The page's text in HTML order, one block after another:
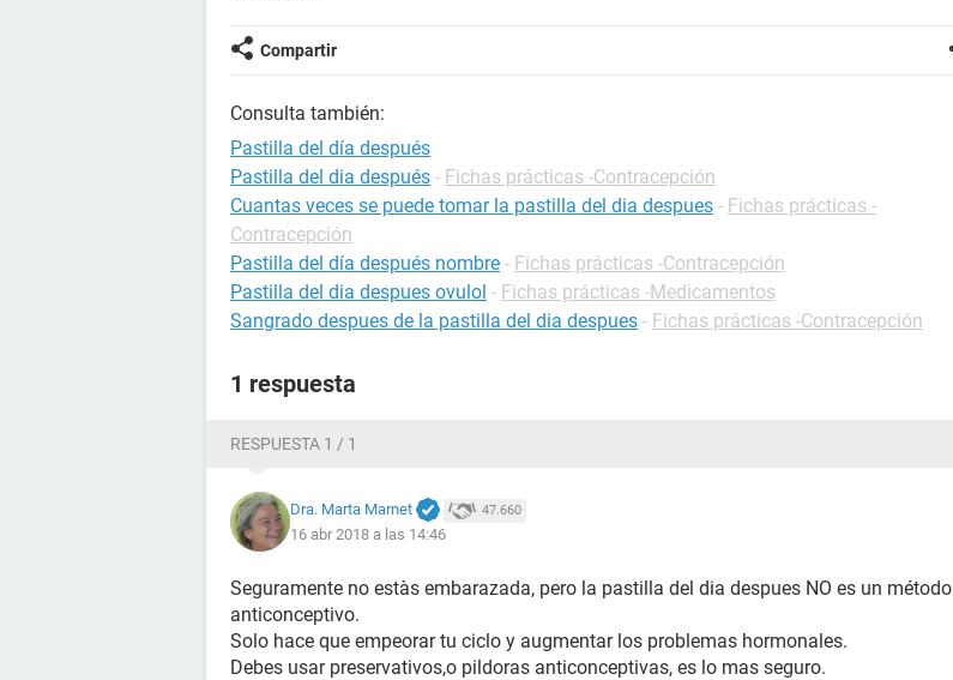
Compartir
Consulta también:
Pastilla del día después
Pastilla del dia después - Fichas prácticas -Contracepción
Cuantas veces se puede tomar la pastilla del dia despues - Fichas prácticas -
Contracepción
Pastilla del día después nombre - Fichas prácticas -Contracepción
Pastilla del dia despues ovulol - Fichas prácticas -Medicamentos
Sangrado despues de la pastilla del dia despues - Fichas prácticas -Contracepción
1 respuesta
RESPUESTA 1 / 1
Dra. Marta Marnet 47.660
16 abr 2018 a las 14:46
Seguramente no estàs embarazada, pero la pastilla del dia despues NO es un método
anticonceptivo.
Solo hace que empeorar tu ciclo y augmentar los problemas hormonales.
Debes usar preservativos,o pildoras anticonceptivas, es lo mas seguro.